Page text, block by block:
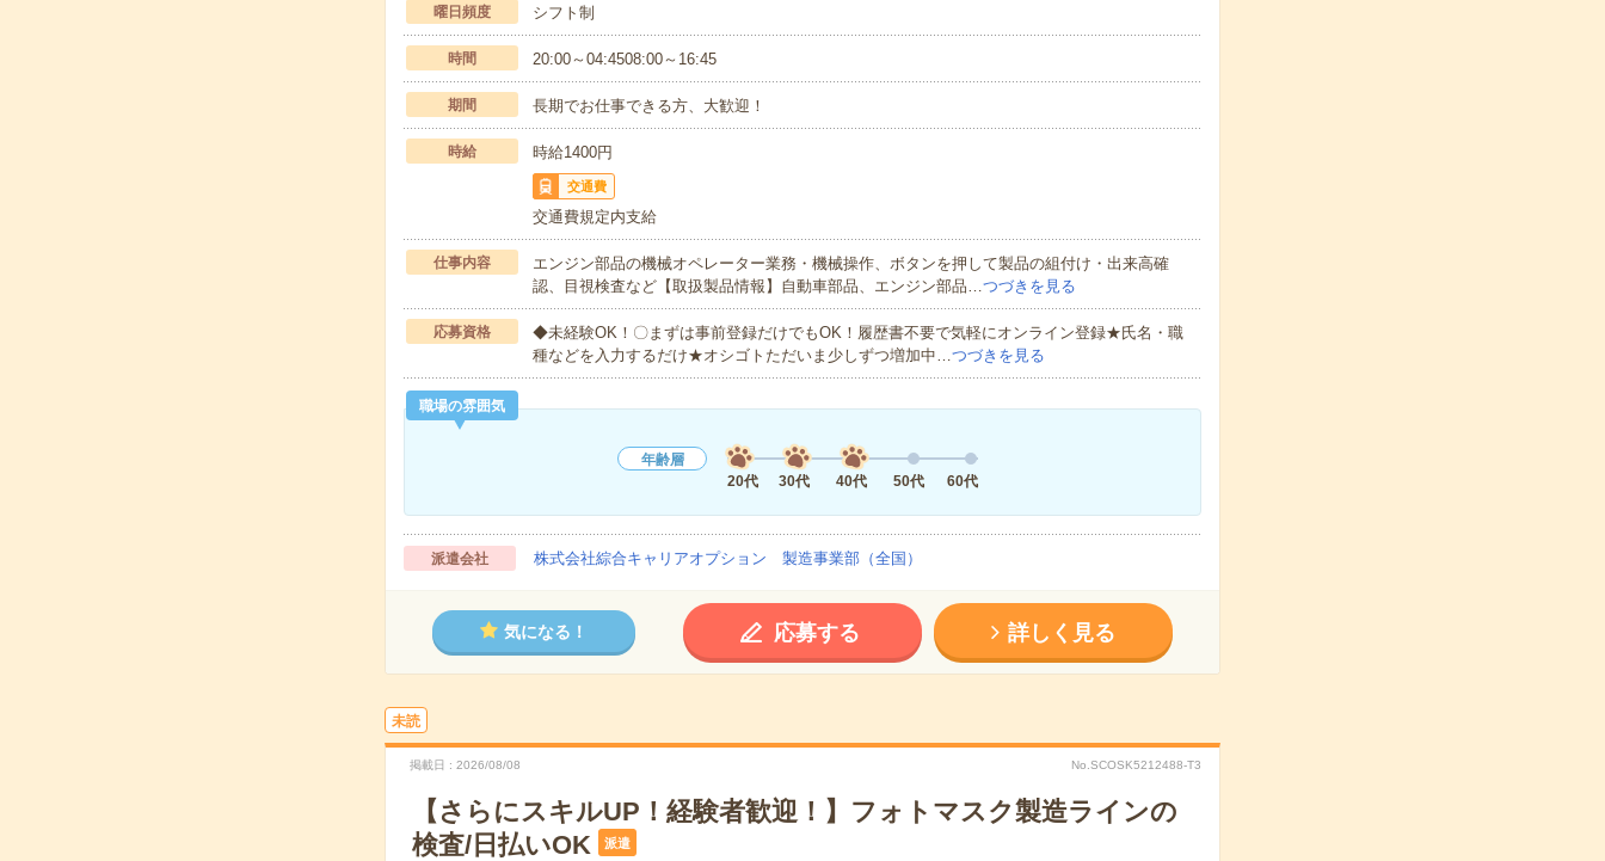
曜日頻度 シフト制
時間 20:00～04:4508:00～16:45
期間 長期でお仕事できる方、大歓迎！
時給 時給1400円
交通費
交通費規定内支給
仕事内容
エンジン部品の機械オペレーター業務・機械操作、ボタンを押して製品の組付け・出来高確
認、目視検査など【取扱製品情報】自動車部品、エンジン部品…つづきを見る
応募資格
◆未経験OK！〇まずは事前登録だけでもOK！履歴書不要で気軽にオンライン登録★氏名・職
種などを入力するだけ★オシゴトただいま少しずつ増加中…つづきを見る
職場の雰囲気
年齢層
20代
30代 40代 50代 60代
派遣会社 株式会社綜合キャリアオプション 製造事業部（全国）
気になる！ 応募する 詳しく見る
未読
掲載日 2026/08/08 No.SCOSK5212488-T3
【さらにスキルUP！経験者歓迎！】フォトマスク製造ラインの
検査/日払いOK
派遣